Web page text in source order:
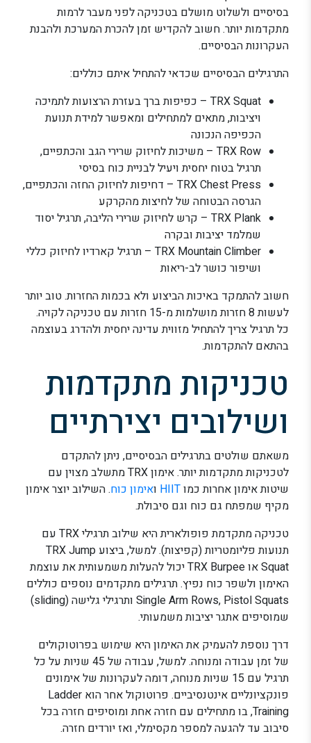
בסיסיים ולשלוט מושלם בטכניקה לפני מעבר לרמות
מתקדמות יותר. חשוב להקדיש זמן להכרת המערכת ולהבנת
העקרונות הבסיסיים.
התרגילים הבסיסיים שכדאי להתחיל איתם כוללים:
TRX Squat – כפיפות ברך בעזרת הרצועות לתמיכה
ויציבות, מתאים למתחילים ומאפשר למידת תנועת
הכפיפה הנכונה
TRX Row – משיכות לחיזוק שרירי הגב והכתפיים,
תרגיל בטוח יחסית ויעיל לבניית כוח בסיסי
TRX Chest Press – דחיפות לחיזוק החזה והכתפיים,
הגרסה הבטוחה של לחיצות מהקרקע
TRX Plank – קרש לחיזוק שרירי הליבה, תרגיל יסוד
שמלמד יציבות ובקרה
TRX Mountain Climber – תרגיל קארדיו לחיזוק כללי
ושיפור כושר לב-ריאות
חשוב להתמקד באיכות הביצוע ולא בכמות החזרות. טוב יותר
לעשות 8 חזרות מושלמות מ-15 חזרות עם טכניקה לקויה.
כל תרגיל צריך להתחיל מזווית עדינה יחסית ולהדרג בעוצמה
בהתאם להתקדמות.
טכניקות מתקדמות
ושילובים יצירתיים
משאתם שולטים בתרגילים הבסיסיים, ניתן להתקדם
לטכניקות מתקדמות יותר. אימון TRX מתשלב מצוין עם
שיטות אימון אחרות כמוHIIT ואימון כוח. השילוב יוצר אימון
מקיף שמפתח גם כוח וגם סיבולת.
טכניקה מתקדמת פופולארית היא שילוב תרגילי TRX עם
תנועות פליומטריות (קפיצות). למשל, ביצוע TRX Jump
Squat או TRX Burpee יכול להעלות משמעותית את עוצמת
האימון ולשפר כוח נפיץ. תרגילים מתקדמים נוספים כוללים
Single Arm Rows, Pistol Squats ותרגילי גלישה (sliding)
שמוסיפים אתגר יציבות משמעותי.
דרך נוספת להעמיק את האימון היא שימוש בפרוטוקולים
של זמן עבודה ומנוחה. למשל, עבודה של 45 שניות על כל
תרגיל עם 15 שניות מנוחה, דומה לעקרונות של אימונים
פונקציונליים אינטנסיביים. פרוטוקול אחר הוא Ladder
Training, בו מתחילים עם חזרה אחת ומוסיפים חזרה בכל
סיבוב עד להגעה למספר מקסימלי, ואז יורדים חזרה.